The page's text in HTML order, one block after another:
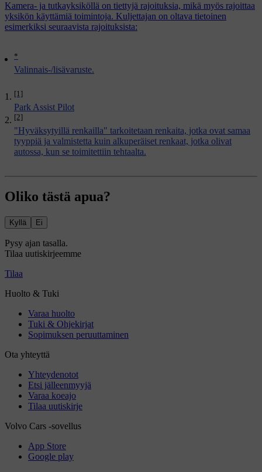
*
Valinnais-/lisävaruste.
[1]
Park Assist Pilot
[2]
"Hyväksytyillä renkailla" tarkoitetaan renkaita, jotka ovat samaa
tyyppiä ja valmistetta kuin alkuperäiset renkaat, jotka olivat
autossa, kun se toimitettiin tehtaalta.
Kamera- ja tutkayksiköllä on tiettyjä rajoituksia, mikä myös rajoittaa
yksikön käyttämiä toimintoja. Kuljettajan on oltava tietoinen
esimerkiksi seuraavista rajoituksista:
Oliko tästä apua?
Kyllä Ei